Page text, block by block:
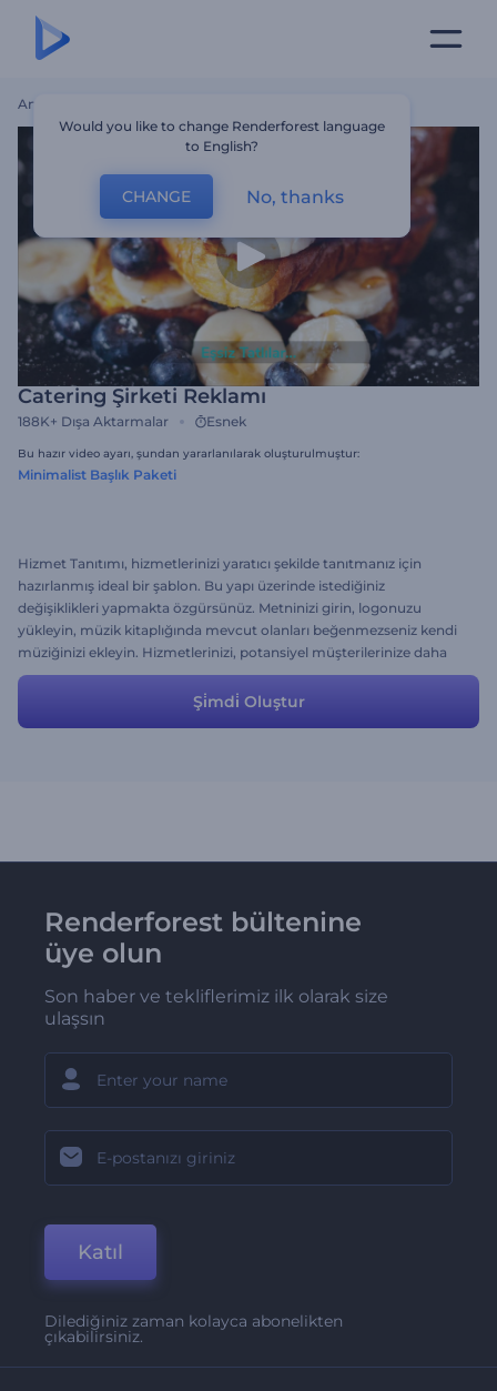
Ana Sayfa
Catering Şirketi Reklamı
188K+ Dışa Aktarmalar Esnek
Bu hazır video ayarı, şundan yararlanılarak oluşturulmuştur:
Minimalist Başlık Paketi
Hizmet Tanıtımı, hizmetlerinizi yaratıcı şekilde tanıtmanız için
hazırlanmış ideal bir şablon. Bu yapı üzerinde istediğiniz
değişiklikleri yapmakta özgürsünüz. Metninizi girin, logonuzu
yükleyin, müzik kitaplığında mevcut olanları beğenmezseniz kendi
müziğinizi ekleyin. Hizmetlerinizi, potansiyel müşterilerinize daha
yaratıcı ve çekici gelecek şekilde tanıtın! :)
Şi̇mdi̇ Oluştur
Renderforest bültenine
üye olun
Son haber ve tekliflerimiz ilk olarak size
ulaşsın
Katıl
Dilediğiniz zaman kolayca abonelikten
çıkabilirsiniz.
Would you like to change Renderforest language
to English?
CHANGE No, thanks